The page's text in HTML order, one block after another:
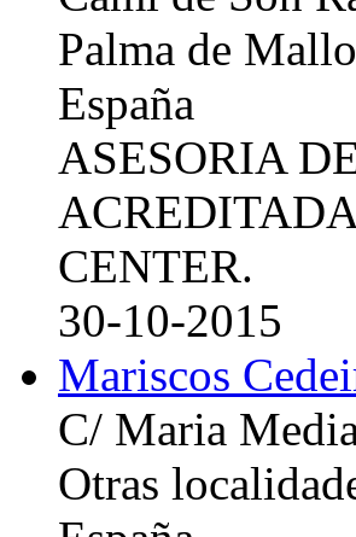
Palma de
España
ASESORIA
CENTER.
30-10-2015
Mariscos
C/ Maria
Otras